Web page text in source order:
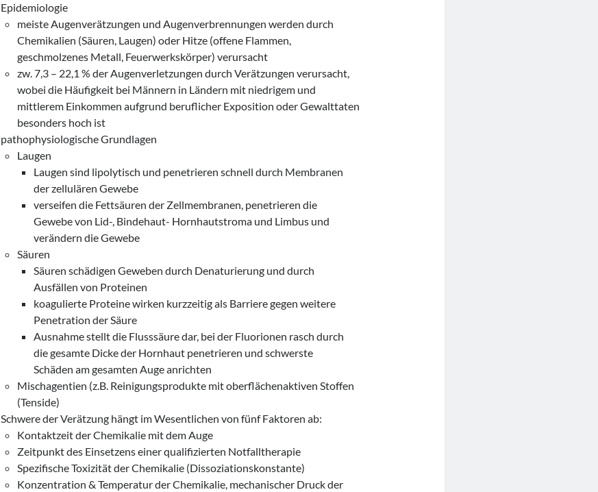
Epidemiologie
meiste Augenverätzungen und Augenverbrennungen werden durch
Chemikalien (Säuren, Laugen) oder Hitze (offene Flammen,
geschmolzenes Metall, Feuerwerkskörper) verursacht
zw. 7,3 – 22,1 % der Augenverletzungen durch Verätzungen verursacht,
wobei die Häufigkeit bei Männern in Ländern mit niedrigem und
mittlerem Einkommen aufgrund beruflicher Exposition oder Gewalttaten
besonders hoch ist
pathophysiologische Grundlagen
Laugen
Laugen sind lipolytisch und penetrieren schnell durch Membranen
der zellulären Gewebe
verseifen die Fettsäuren der Zellmembranen, penetrieren die
Gewebe von Lid-, Bindehaut- Hornhautstroma und Limbus und
verändern die Gewebe
Säuren
Säuren schädigen Geweben durch Denaturierung und durch
Ausfällen von Proteinen
koagulierte Proteine wirken kurzzeitig als Barriere gegen weitere
Penetration der Säure
Ausnahme stellt die Flusssäure dar, bei der Fluorionen rasch durch
die gesamte Dicke der Hornhaut penetrieren und schwerste
Schäden am gesamten Auge anrichten
Mischagentien (z.B. Reinigungsprodukte mit oberflächenaktiven Stoffen
(Tenside)
Schwere der Verätzung hängt im Wesentlichen von fünf Faktoren ab:
Kontaktzeit der Chemikalie mit dem Auge
Zeitpunkt des Einsetzens einer qualifizierten Notfalltherapie
Spezifische Toxizität der Chemikalie (Dissoziationskonstante)
Konzentration & Temperatur der Chemikalie, mechanischer Druck der